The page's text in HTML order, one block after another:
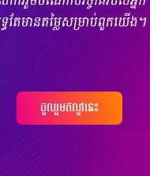
នឹង​ទទួល​បាន​២០​ល
ត្រា​ថ្មី​
ផុត​កុង​ត្រា​ជាមួយ Bayern
Madrid កំពុង​តាម​អន្ទង​ចិត្
រពារ​​ម្នាក់​នេះ​នឹង​ទទួល​បាន​២០​
ចូលរួមឥលូវនេះ